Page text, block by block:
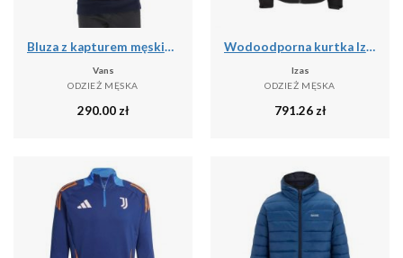
Bluza z kapturem męskie Vans Athletic
Vans
ODZIEŻ MĘSKA
290.00zł
Wodoodporna kurtka Izas Neo
Izas
ODZIEŻ MĘSKA
791.26zł